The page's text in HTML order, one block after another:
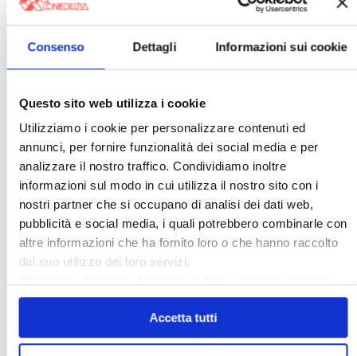
Consenso Dettagli Informazioni sui cookie
Questo sito web utilizza i cookie
Utilizziamo i cookie per personalizzare contenuti ed
annunci, per fornire funzionalità dei social media e per
analizzare il nostro traffico. Condividiamo inoltre
informazioni sul modo in cui utilizza il nostro sito con i
nostri partner che si occupano di analisi dei dati web,
pubblicità e social media, i quali potrebbero combinarle con
altre informazioni che ha fornito loro o che hanno raccolto
dal suo utilizzo dei loro servizi.
solo i cookie necessari.
Accetta tutti
〉 Sedi Territoriali